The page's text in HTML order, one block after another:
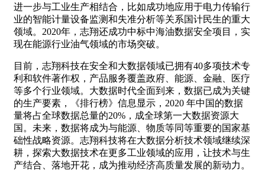
进一步与工业生产相结合，比如成功地应用于电力传输行
业的智能计量设备监测和失准分析等关系国计民生的重大
领域。2020年，志翔还成功中标中海油数据安全项目，实
现在能源行业油气领域的市场突破。
目前，志翔科技在安全和大数据领域已拥有40多项技术专
利和软件著作权，产品服务覆盖政府、能源、金融、医疗
等多个行业领域。大数据时代全面到来，数据已成为关键
的生产要素，《排行榜》信息显示，2020 年中国的数据
量将占全球数据总量的20%，成全球第一大数据资源大
国。未来，数据将成为与能源、物质等同等重要的国家基
础性战略资源。志翔科技将在大数据分析技术领域继续深
耕，探索大数据技术在更多工业领域的应用，让技术与生
产结合、落地开花，成为推动经济高质量发展的新动力。